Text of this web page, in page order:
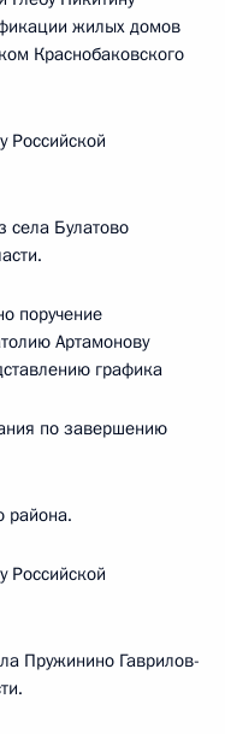
жилых домов
Краснобаковского
Российской
Булатово
поручение
Артамонову
графика
по завершению
района.
Российской
Пружинино Гаврилов-